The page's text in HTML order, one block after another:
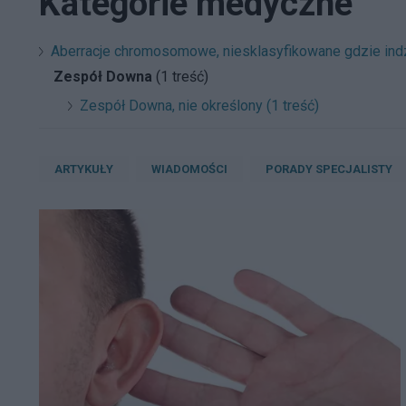
Aberracje chromosomowe, niesklasyfikowane gdzie
Zespół Downa (1 treść)
Zespół Downa, nie określony (1 treść)
ARTYKUŁY WIADOMOŚCI PORADY SPECJALISTY